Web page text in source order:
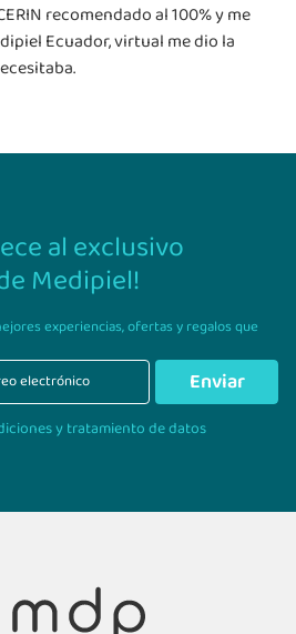
recomendado al 100% y me
Ecuador, virtual me dio la
al exclusivo
Medipiel!
experiencias,ofertas y regalos que
Enviar
y tratamiento de datos